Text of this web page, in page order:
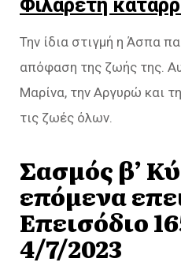
Την ίδια στιγμή η Άσπα
απόφαση της ζωής της.
Μαρίνα, την Αργυρώ και
τις ζωές όλων.
Σασμός β’
επόμενα
Επεισόδιο
4/7/2023